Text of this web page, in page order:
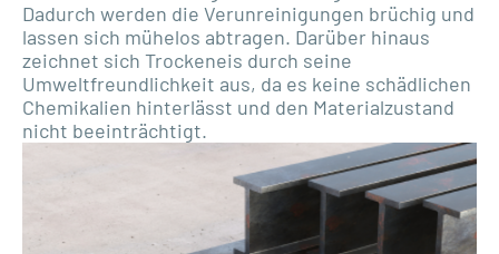
Dadurch werden die Verunreinigungen brüchig und
lassen sich mühelos abtragen. Darüber hinaus
zeichnet sich Trockeneis durch seine
Umweltfreundlichkeit aus, da es keine schädlichen
Chemikalien hinterlässt und den Materialzustand
nicht beeinträchtigt.